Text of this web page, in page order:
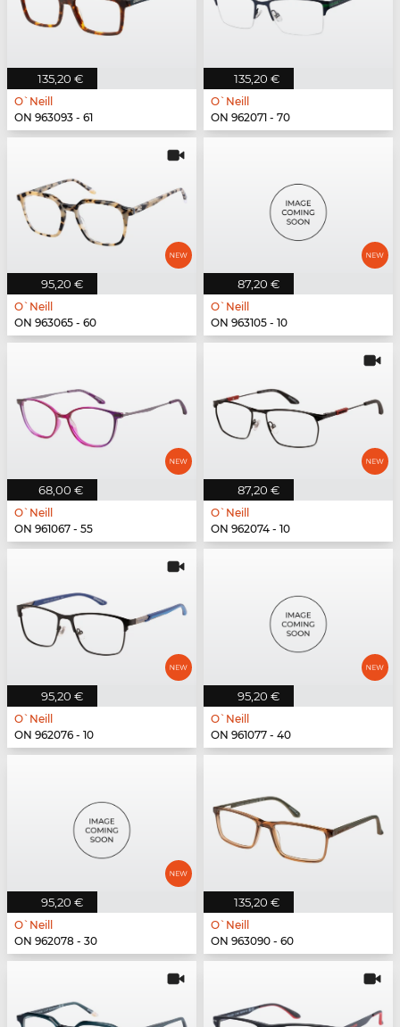
135,20 €
O`Neill
ON 963093 - 61
135,20 €
O`Neill
ON 962071 - 70
95,20 €
O`Neill
ON 963065 - 60
87,20 €
O`Neill
ON 963105 - 10
68,00 €
O`Neill
ON 961067 - 55
87,20 €
O`Neill
ON 962074 - 10
95,20 €
O`Neill
ON 962076 - 10
95,20 €
O`Neill
ON 961077 - 40
95,20 €
O`Neill
ON 962078 - 30
135,20 €
O`Neill
ON 963090 - 60